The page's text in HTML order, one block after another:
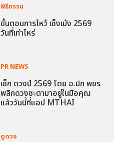
พิธีกรรม
ขั้นตอนการไหว้ เช็งเม้ง 2569
วันที่เท่าไหร่
PR NEWS
เช็ก ดวงปี 2569 โดย อ.มิก พชร
พลิกดวงชะตามาอยู่ในมือคุณ
แล้ววันนี้ที่แอป MTHAI
ดูดวง